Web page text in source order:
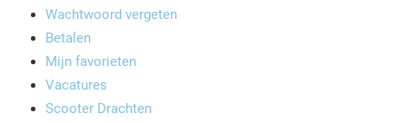
Wachtwoord vergeten
Betalen
Mijn favorieten
Vacatures
Scooter Drachten